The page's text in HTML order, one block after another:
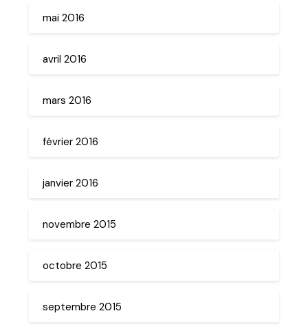
mai 2016
avril 2016
mars 2016
février 2016
janvier 2016
novembre 2015
octobre 2015
septembre 2015